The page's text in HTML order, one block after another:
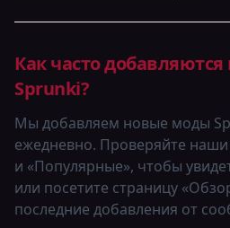
Как часто
Sprunki?
Мы добавляем новые моды
ежедневно. Проверяйте
и «Популярные», чтобы
или посетите страницу
последние добавления от